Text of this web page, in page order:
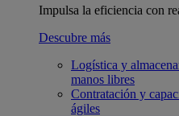
Impulsa la eficiencia con
Descubre más
Logística y
manos libres
Contratación y
ágiles